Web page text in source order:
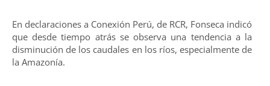
En declaraciones a Conexión Perú, de RCR, Fonseca indicó
que desde tiempo atrás se observa una tendencia a la
disminución de los caudales en los ríos, especialmente de
la Amazonía.